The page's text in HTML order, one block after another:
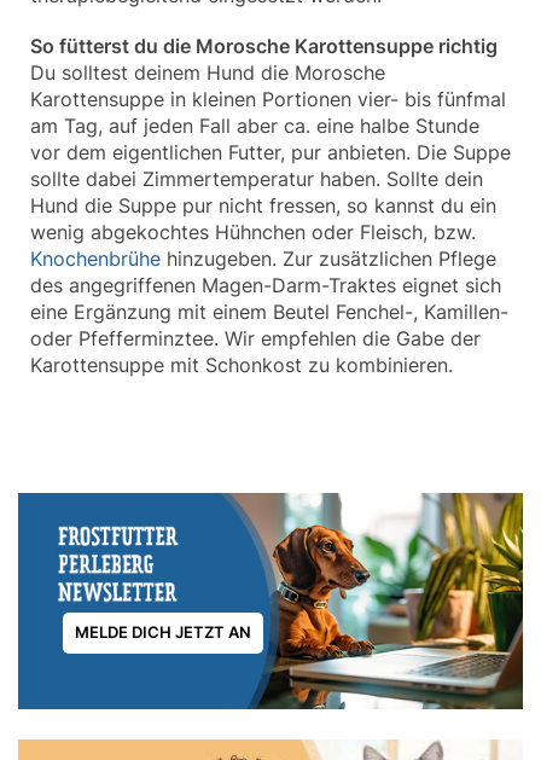
So fütterst du die Morosche Karottensuppe richtig
Du solltest deinem Hund die Morosche
Karottensuppe in kleinen Portionen vier- bis fünfmal
am Tag, auf jeden Fall aber ca. eine halbe Stunde
vor dem eigentlichen Futter, pur anbieten. Die Suppe
sollte dabei Zimmertemperatur haben. Sollte dein
Hund die Suppe pur nicht fressen, so kannst du ein
wenig abgekochtes Hühnchen oder Fleisch, bzw.
Knochenbrühe hinzugeben. Zur zusätzlichen Pflege
des angegriffenen Magen-Darm-Traktes eignet sich
eine Ergänzung mit einem Beutel Fenchel-, Kamillen-
oder Pfefferminztee. Wir empfehlen die Gabe der
Karottensuppe mit Schonkost zu kombinieren.
MELDE DICH JETZT AN